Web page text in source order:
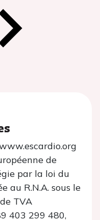
de
par la loi du
au R.N.A. sous le
TVA
403 299 480,